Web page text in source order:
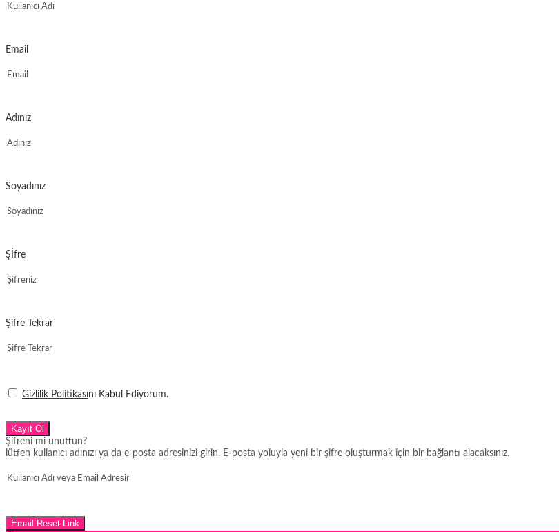
Email
Adınız
Soyadınız
Şİfre
Şifre Tekrar
Gizlilik Politikasını Kabul Ediyorum.
Kayıt Ol
Şifreni mi unuttun?
lütfen kullanıcı adınızı ya da e-posta adresinizi girin. E-posta yoluyla yeni bir şifre oluşturmak için bir bağlantı alacaksınız.
Email Reset Link